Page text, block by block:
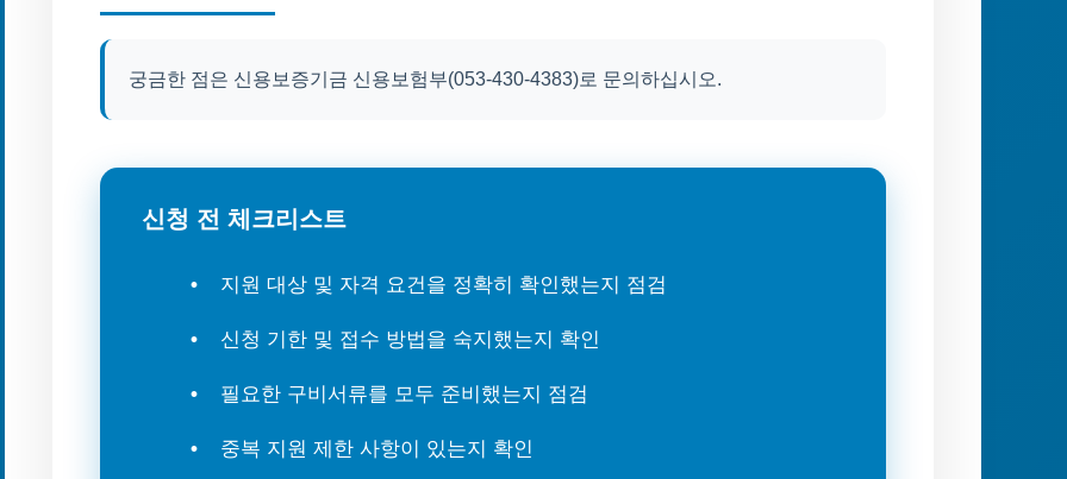
궁금한 점은 신용보증기금 신용보험부(053-430-4383)로 문의하십시오.
신청 전 체크리스트
지원 대상 및 자격 요건을 정확히 확인했는지 점검
신청 기한 및 접수 방법을 숙지했는지 확인
필요한 구비서류를 모두 준비했는지 점검
중복 지원 제한 사항이 있는지 확인